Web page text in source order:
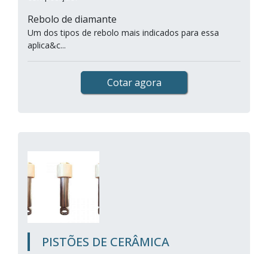
Rebolo de diamante
Um dos tipos de rebolo mais indicados para essa
aplica&c...
Cotar agora
PISTÕES DE CERÂMICA